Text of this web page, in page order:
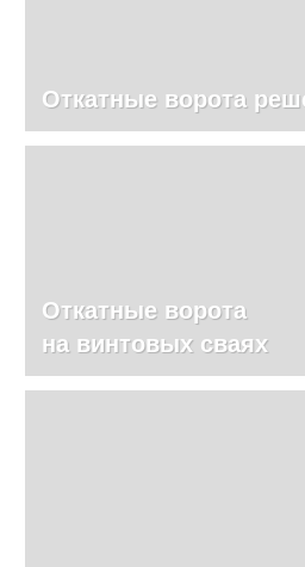
Откатные ворота
Откатные ворота
на винтовых сваях